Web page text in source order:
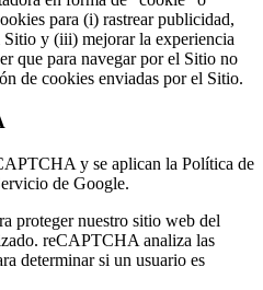
para (i) rastrear publicidad,
y (iii) mejorar la experiencia
que para navegar por el Sitio no
de cookies enviadas por el Sitio.
y se aplican la Política de
de Google.
proteger nuestro sitio web del
reCAPTCHA analiza las
determinar si un usuario es